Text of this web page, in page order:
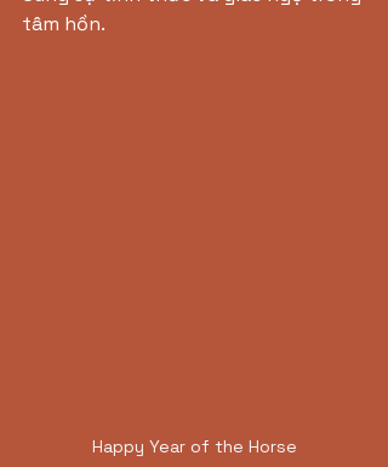
tâm hồn.
Happy Year of the Horse